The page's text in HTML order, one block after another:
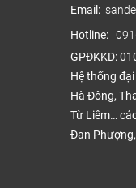
Email:
Hotline:
GPĐKKD:
Hệ thống
Hà Đông,
Từ Liêm…
Đan